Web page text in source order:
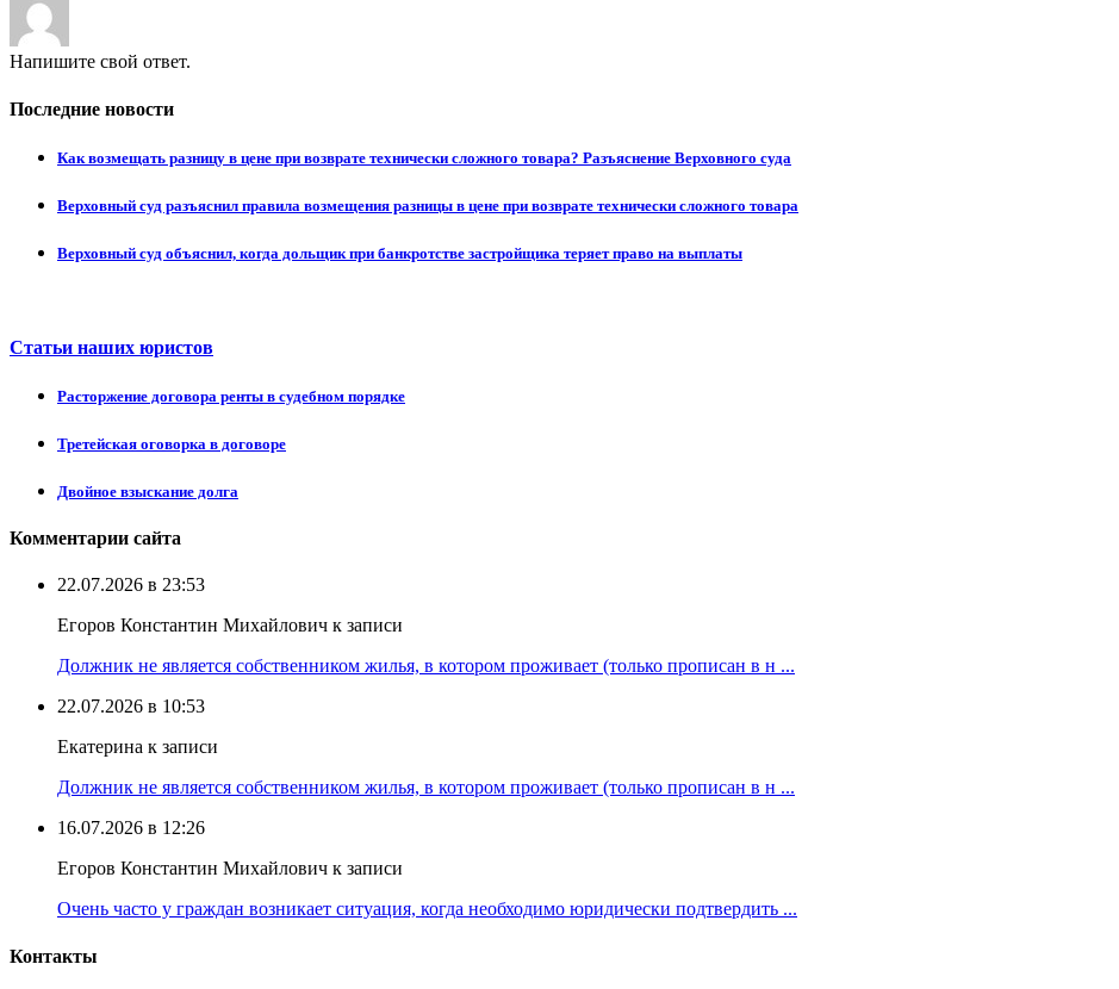
Напишите свой ответ.
Последние новости
Как возмещать разницу в цене при возврате технически сложного товара? Разъяснение Верховного суда
Верховный суд разъяснил правила возмещения разницы в цене при возврате технически сложного товара
Верховный суд объяснил, когда дольщик при банкротстве застройщика теряет право на выплаты
Статьи наших юристов
Расторжение договора ренты в судебном порядке
Третейская оговорка в договоре
Двойное взыскание долга
Комментарии сайта
22.07.2026 в 23:53
Егоров Константин Михайлович к записи
Должник не является собственником жилья, в котором проживает (только прописан в н ...
22.07.2026 в 10:53
Екатерина к записи
Должник не является собственником жилья, в котором проживает (только прописан в н ...
16.07.2026 в 12:26
Егоров Константин Михайлович к записи
Очень часто у граждан возникает ситуация, когда необходимо юридически подтвердить ...
Контакты